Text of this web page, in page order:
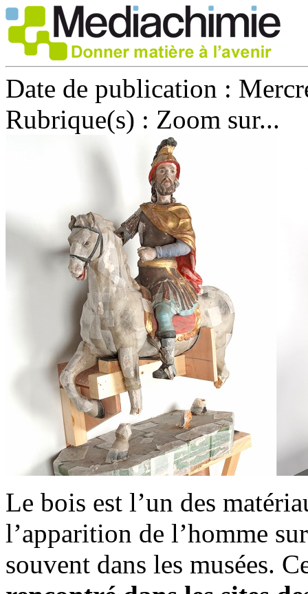
Date de publication :
Rubrique(s) : Zoom sur...
Le bois est l’un des
l’apparition de l’homme
souvent dans les musées.